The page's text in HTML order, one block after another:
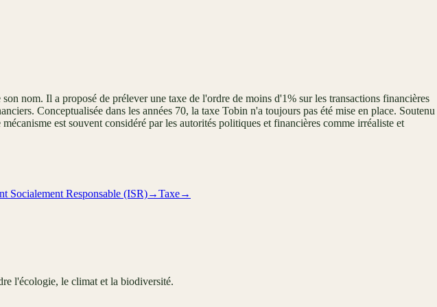
nom. Il a proposé de prélever une taxe de l'ordre de moins d'1% sur les transactions financières
Conceptualisée dans les années 70, la taxe Tobin n'a toujours pas été mise en place. Soutenu
est souvent considéré par les autorités politiques et financières comme irréaliste et
Socialement Responsable (ISR)→Taxe→
l'écologie, le climat et la biodiversité.